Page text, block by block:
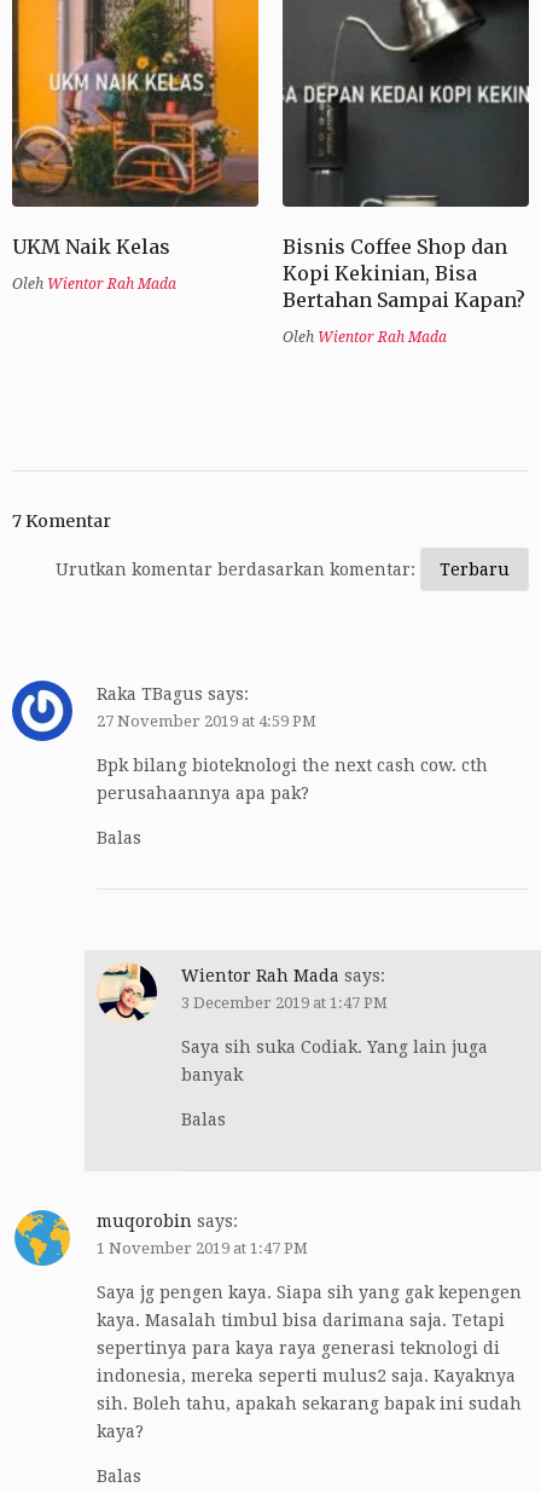
UKM Naik Kelas
Oleh Wientor Rah Mada
Bisnis Coffee Shop dan
Kopi Kekinian, Bisa
Bertahan Sampai Kapan?
Oleh Wientor Rah Mada
7 Komentar
Urutkan komentar berdasarkan komentar:
Raka TBagus says:
27 November 2019 at 4:59 PM
Bpk bilang bioteknologi the next cash cow. cth
perusahaannya apa pak?
Balas
Wientor Rah Mada says:
3 December 2019 at 1:47 PM
Saya sih suka Codiak. Yang lain juga
banyak
Balas
muqorobin says:
1 November 2019 at 1:47 PM
Saya jg pengen kaya. Siapa sih yang gak kepengen
kaya. Masalah timbul bisa darimana saja. Tetapi
sepertinya para kaya raya generasi teknologi di
indonesia, mereka seperti mulus2 saja. Kayaknya
sih. Boleh tahu, apakah sekarang bapak ini sudah
kaya?
Balas